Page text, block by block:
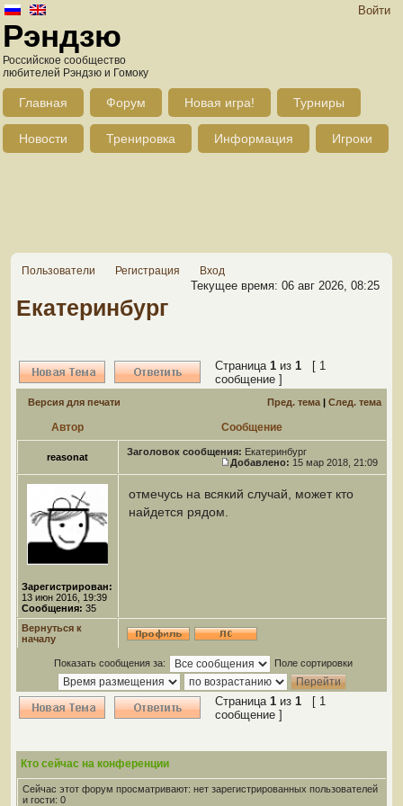
Войти
Рэндзю
Российское сообщество
любителей Рэндзю и Гомоку
Главная Форум Новая игра! Турниры
Новости Тренировка Информация Игроки
Пользователи Регистрация Вход
Текущее время: 06 авг 2026, 08:25
Екатеринбург
Страница 1 из 1 [ 1
сообщение ]
Версия для печати Пред. тема | След. тема
Автор Сообщение
reasonat Заголовок сообщения: Екатеринбург
Добавлено: 15 мар 2018, 21:09
Зарегистрирован:
13 июн 2016, 19:39
Сообщения: 35
отмечусь на всякий случай, может кто
найдется рядом.
Вернуться к
началу
Показать сообщения за: Поле сортировки
Страница 1 из 1 [ 1
сообщение ]
Кто сейчас на конференции
Сейчас этот форум просматривают: нет зарегистрированных пользователей
и гости: 0